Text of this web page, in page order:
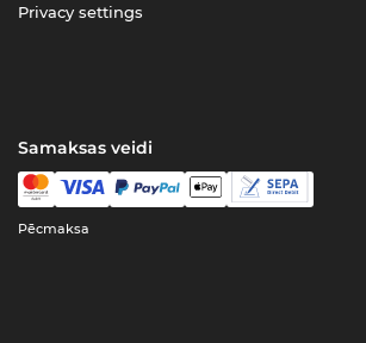
Privacy settings
Samaksas veidi
Pēcmaksa